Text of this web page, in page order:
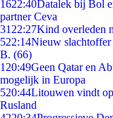
1622:40Datalek bij Bol
partner Ceva
31 22:27Kind overleden
522:14Nieuw slachtoffer
B. (66)
1 20:49Geen Qatar en
mogelijk in Europa
520:44Litouwen vindt
Rusland